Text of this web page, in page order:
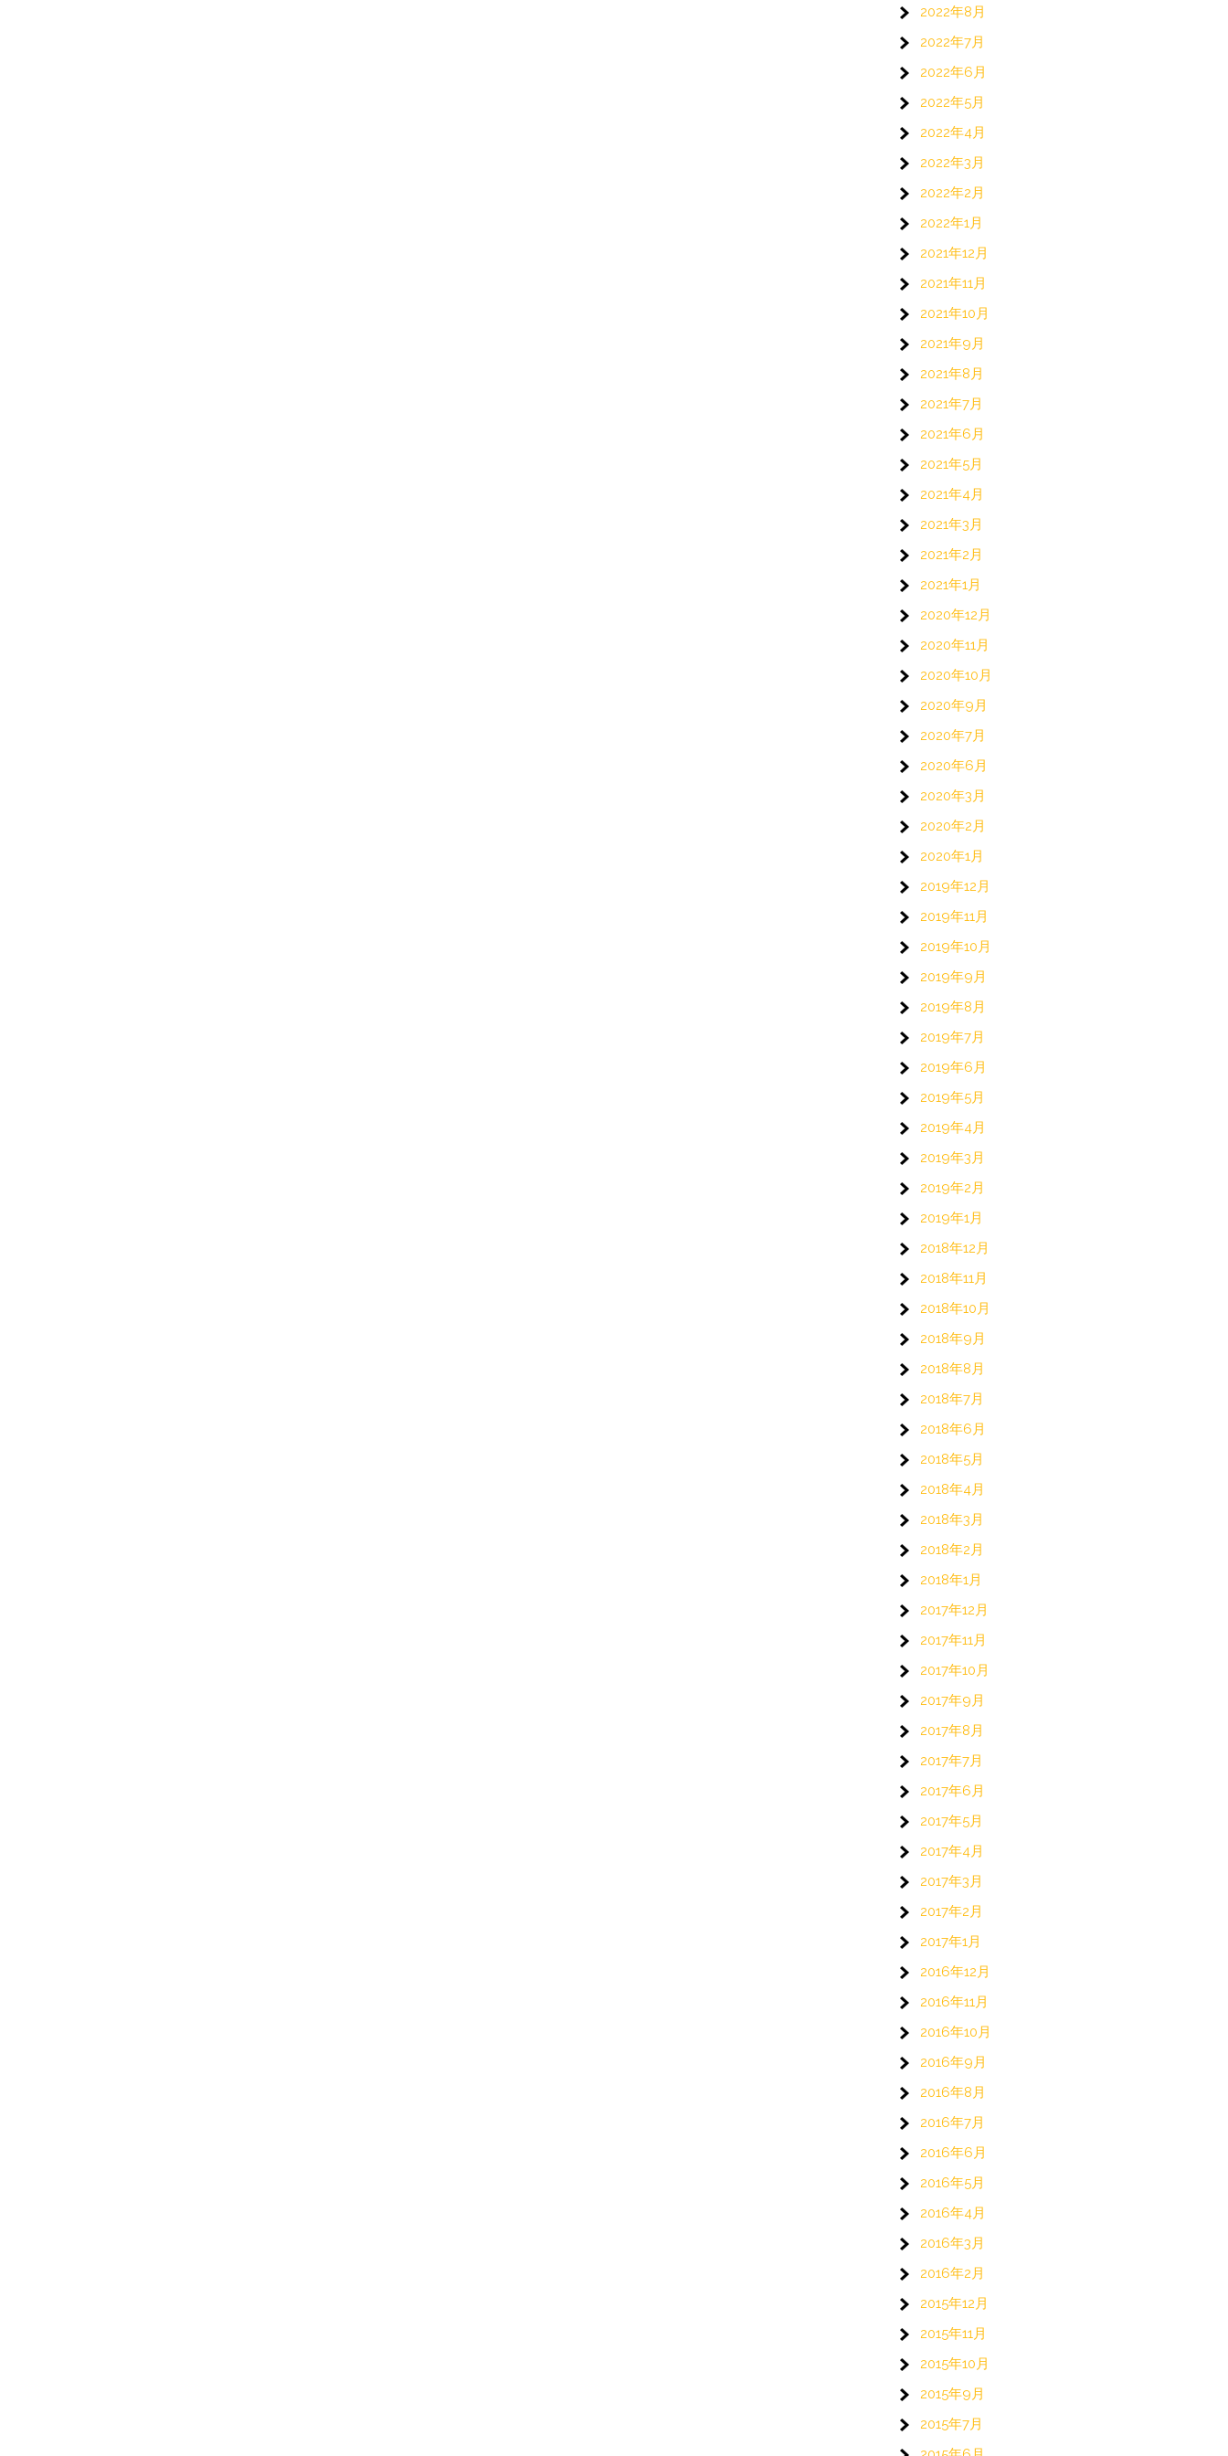
2022年8月
2022年7月
2022年6月
2022年5月
2022年4月
2022年3月
2022年2月
2022年1月
2021年12月
2021年11月
2021年10月
2021年9月
2021年8月
2021年7月
2021年6月
2021年5月
2021年4月
2021年3月
2021年2月
2021年1月
2020年12月
2020年11月
2020年10月
2020年9月
2020年7月
2020年6月
2020年3月
2020年2月
2020年1月
2019年12月
2019年11月
2019年10月
2019年9月
2019年8月
2019年7月
2019年6月
2019年5月
2019年4月
2019年3月
2019年2月
2019年1月
2018年12月
2018年11月
2018年10月
2018年9月
2018年8月
2018年7月
2018年6月
2018年5月
2018年4月
2018年3月
2018年2月
2018年1月
2017年12月
2017年11月
2017年10月
2017年9月
2017年8月
2017年7月
2017年6月
2017年5月
2017年4月
2017年3月
2017年2月
2017年1月
2016年12月
2016年11月
2016年10月
2016年9月
2016年8月
2016年7月
2016年6月
2016年5月
2016年4月
2016年3月
2016年2月
2015年12月
2015年11月
2015年10月
2015年9月
2015年7月